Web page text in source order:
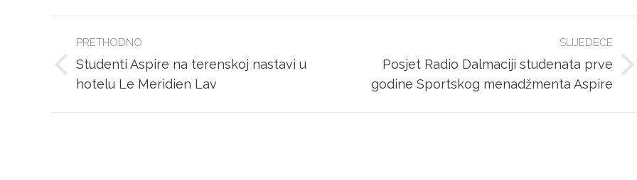
NAVIGATION
PRETHODNO
Previous
post:
Studenti Aspire na terenskoj nastavi u
hotelu Le Meridien Lav
SLIJEDEĆE
Next
post:
Posjet Radio Dalmaciji studenata prve
godine Sportskog menadžmenta Aspire